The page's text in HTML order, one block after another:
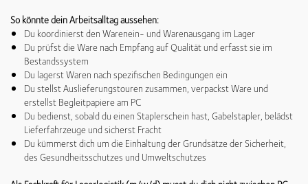
So könnte dein Arbeitsalltag aussehen:
Du koordinierst den Warenein- und Warenausgang im Lager
Du prüfst die Ware nach Empfang auf Qualität und erfasst sie im
Bestandssystem
Du lagerst Waren nach spezifischen Bedingungen ein
Du stellst Auslieferungstouren zusammen, verpackst Ware und
erstellst Begleitpapiere am PC
Du bedienst, sobald du einen Staplerschein hast, Gabelstapler, belädst
Lieferfahrzeuge und sicherst Fracht
Du kümmerst dich um die Einhaltung der Grundsätze der Sicherheit,
des Gesundheitsschutzes und Umweltschutzes